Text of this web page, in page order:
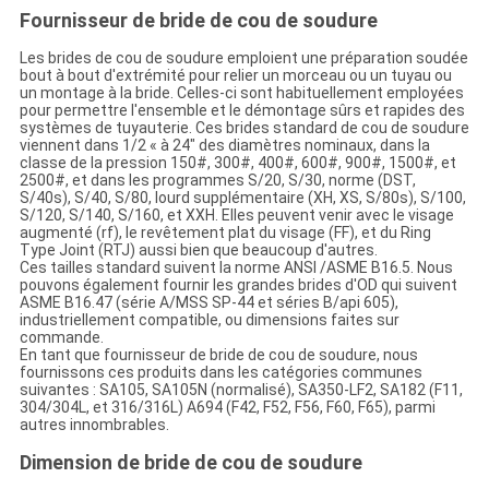
Fournisseur de bride de cou de soudure
Les brides de cou de soudure emploient une préparation soudée
bout à bout d'extrémité pour relier un morceau ou un tuyau ou
un montage à la bride. Celles-ci sont habituellement employées
pour permettre l'ensemble et le démontage sûrs et rapides des
systèmes de tuyauterie. Ces brides standard de cou de soudure
viennent dans 1/2 « à 24" des diamètres nominaux, dans la
classe de la pression 150#, 300#, 400#, 600#, 900#, 1500#, et
2500#, et dans les programmes S/20, S/30, norme (DST,
S/40s), S/40, S/80, lourd supplémentaire (XH, XS, S/80s), S/100,
S/120, S/140, S/160, et XXH. Elles peuvent venir avec le visage
augmenté (rf), le revêtement plat du visage (FF), et du Ring
Type Joint (RTJ) aussi bien que beaucoup d'autres.
Ces tailles standard suivent la norme ANSI /ASME B16.5. Nous
pouvons également fournir les grandes brides d'OD qui suivent
ASME B16.47 (série A/MSS SP-44 et séries B/api 605),
industriellement compatible, ou dimensions faites sur
commande.
En tant que fournisseur de bride de cou de soudure, nous
fournissons ces produits dans les catégories communes
suivantes : SA105, SA105N (normalisé), SA350-LF2, SA182 (F11,
304/304L, et 316/316L) A694 (F42, F52, F56, F60, F65), parmi
autres innombrables.
Dimension de bride de cou de soudure